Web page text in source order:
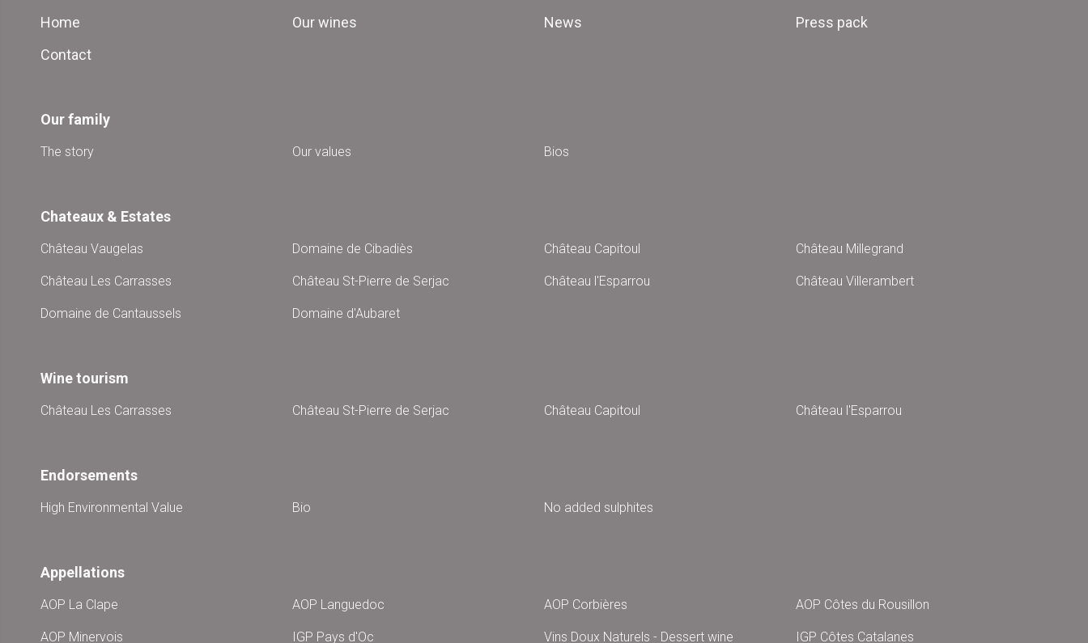
Home Our wines News
Press pack
Contact
Our family
The story Our values Bios
Chateaux & Estates
Château Vaugelas Domaine de Cibadiès Château Capitoul Château Millegrand
Château Les Carrasses Château St-Pierre de Serjac Château l'Esparrou Château Villerambert
Domaine de Cantaussels Domaine d'Aubaret
Wine tourism
Château Les Carrasses Château St-Pierre de Serjac Château Capitoul Château l'Esparrou
Endorsements
High Environmental Value Bio No added sulphites
Appellations
AOP La Clape AOP Languedoc AOP Corbières AOP Côtes du Rousillon
AOP Minervois IGP Pays d'Oc Vins Doux Naturels - Dessert wine IGP Côtes Catalanes